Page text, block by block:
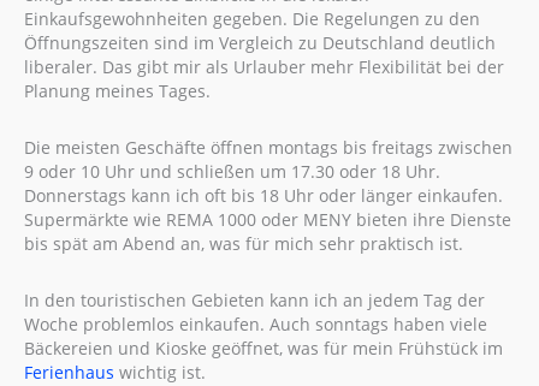
Einkaufsgewohnheiten gegeben. Die Regelungen zu den
Öffnungszeiten sind im Vergleich zu Deutschland deutlich
liberaler. Das gibt mir als Urlauber mehr Flexibilität bei der
Planung meines Tages.
Die meisten Geschäfte öffnen montags bis freitags zwischen
9 oder 10 Uhr und schließen um 17.30 oder 18 Uhr.
Donnerstags kann ich oft bis 18 Uhr oder länger einkaufen.
Supermärkte wie REMA 1000 oder MENY bieten ihre Dienste
bis spät am Abend an, was für mich sehr praktisch ist.
In den touristischen Gebieten kann ich an jedem Tag der
Woche problemlos einkaufen. Auch sonntags haben viele
Bäckereien und Kioske geöffnet, was für mein Frühstück im
Ferienhaus wichtig ist.